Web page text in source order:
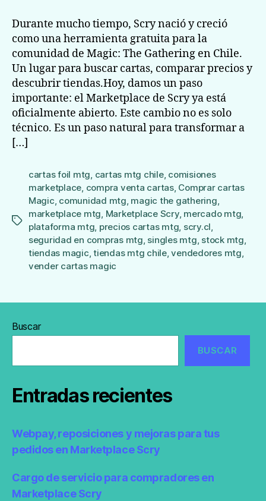
Durante mucho tiempo, Scry nació y creció
como una herramienta gratuita para la
comunidad de Magic: The Gathering en Chile.
Un lugar para buscar cartas, comparar precios y
descubrir tiendas.Hoy, damos un paso
importante: el Marketplace de Scry ya está
oficialmente abierto. Este cambio no es solo
técnico. Es un paso natural para transformar a
[…]
Etiquetas
cartas foil mtg, cartas mtg chile, comisiones
marketplace, compra venta cartas, Comprar cartas
Magic, comunidad mtg, magic the gathering,
marketplace mtg, Marketplace Scry, mercado mtg,
plataforma mtg, precios cartas mtg, scry.cl,
seguridad en compras mtg, singles mtg, stock mtg,
tiendas magic,tiendas mtg chile,vendedores mtg,
vender cartas magic
Buscar
BUSCAR
Entradas recientes
Webpay, reposiciones y mejoras para tus
pedidos en Marketplace Scry
Cargo de servicio para compradores en
Marketplace Scry